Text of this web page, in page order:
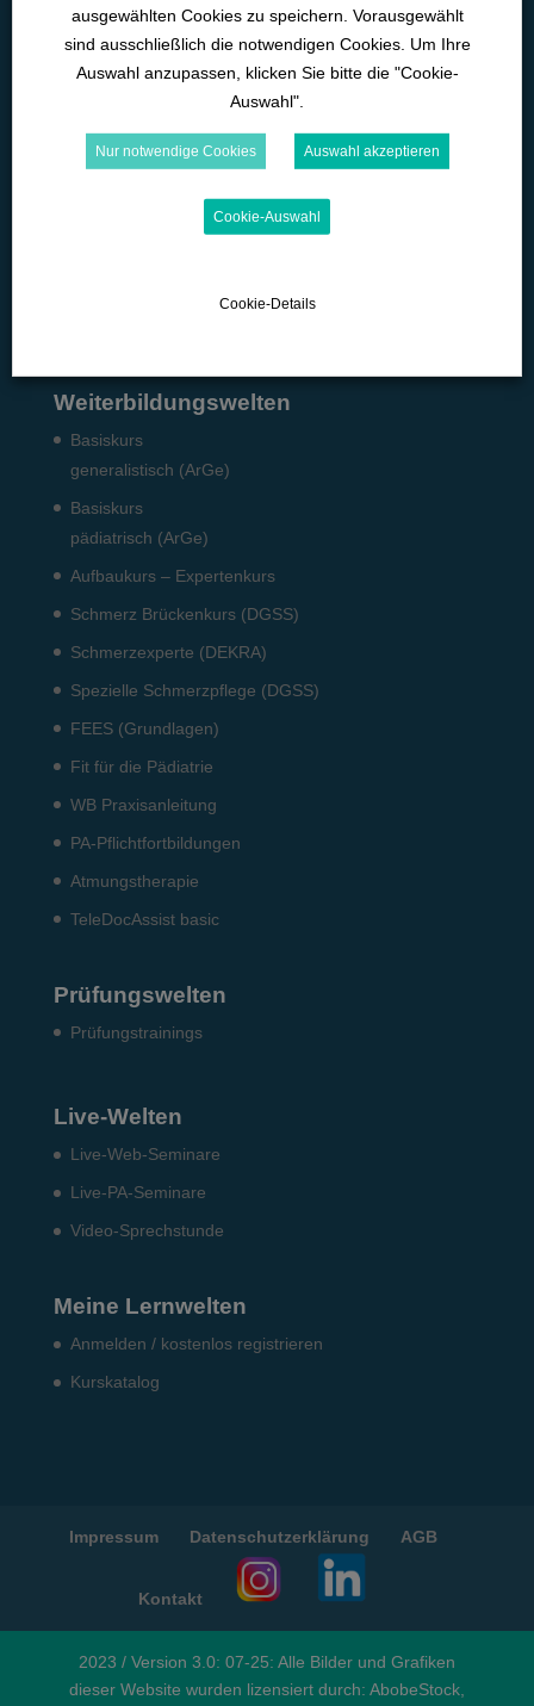
Neurologie
Kardiologie
Microlearning
Weiterbildungswelten
Basiskurs
generalistisch (ArGe)
Basiskurs
pädiatrisch (ArGe)
Aufbaukurs – Expertenkurs
Schmerz Brückenkurs (DGSS)
Schmerzexperte (DEKRA)
Spezielle Schmerzpflege (DGSS)
FEES (Grundlagen)
Fit für die Pädiatrie
WB Praxisanleitung
PA-Pflichtfortbildungen
Atmungstherapie
TeleDocAssist basic
Prüfungswelten
Prü­fungs­trai­nings
Live-Welten
Live-Web-Seminare
Live-PA-Seminare
Video-Sprechstunde
Meine Lernwelten
Anmelden / kostenlos registrieren
Kurskatalog
Impressum Datenschutzerklärung AGB
Kontakt
2023 / Version 3.0: 07-25: Alle Bilder und Grafiken
dieser Website wurden lizensiert durch: AbobeStock,
ausgewählten Cookies zu speichern. Vorausgewählt
sind ausschließlich die notwendigen Cookies. Um Ihre
Auswahl anzupassen, klicken Sie bitte die "Cookie-
Auswahl".
Nur notwendige Cookies Auswahl akzeptieren
Cookie-Auswahl
Cookie-Details